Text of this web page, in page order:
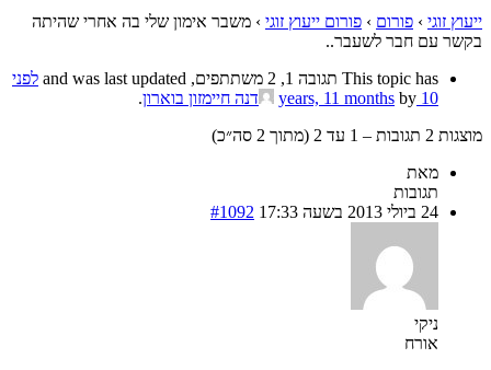
ייעוץ זוגי › פורום › פורום ייעוץ זוגי › משבר אימון שלי בה אחרי שהיתה
בקשר עם חבר לשעבר..
This topic has תגובה 1, 2 משתתפים, and was last updated
לפני
10 years, 11 months
by דנה חיימזון בוארון.
מוצגות 2 תגובות – 1 עד 2 (מתוך 2 סה״כ)
מאת
תגובות
24 ביולי 2013 בשעה 17:33
#1092
ניקי
אורח